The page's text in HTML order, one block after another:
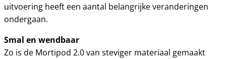
uitvoering heeft een aantal belangrijke veranderingen
ondergaan.
Smal en wendbaar
Zo is de Mortipod 2.0 van steviger materiaal gemaakt